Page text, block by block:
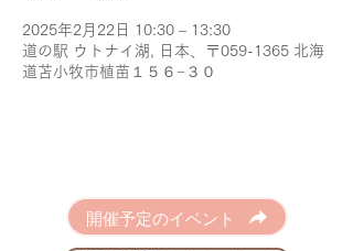
2025年2月22日 10:30 – 13:30
道の駅 ウトナイ湖, 日本、〒059-1365 北海
道苫小牧市植苗１５６−３０
開催予定のイベント